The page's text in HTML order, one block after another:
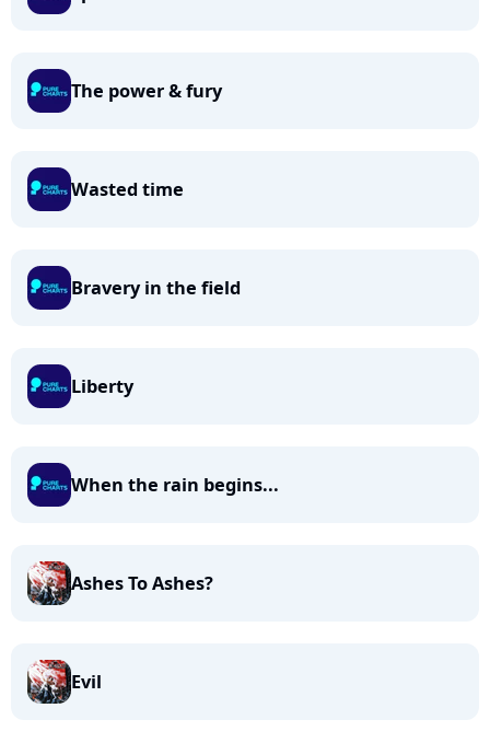
The power & fury
Wasted time
Bravery in the field
Liberty
When the rain begins...
Ashes To Ashes?
Evil